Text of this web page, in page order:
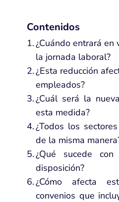
Contenidos
¿Cuándo entrará en
la jornada laboral?
¿Esta reducción
empleados?
¿Cuál será la
esta medida?
¿Todos los
de la misma
¿Qué sucede
disposición?
¿Cómo afecta
convenios que